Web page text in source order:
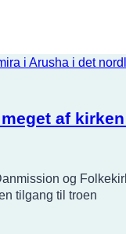
af kirken
og
tilgang til troen